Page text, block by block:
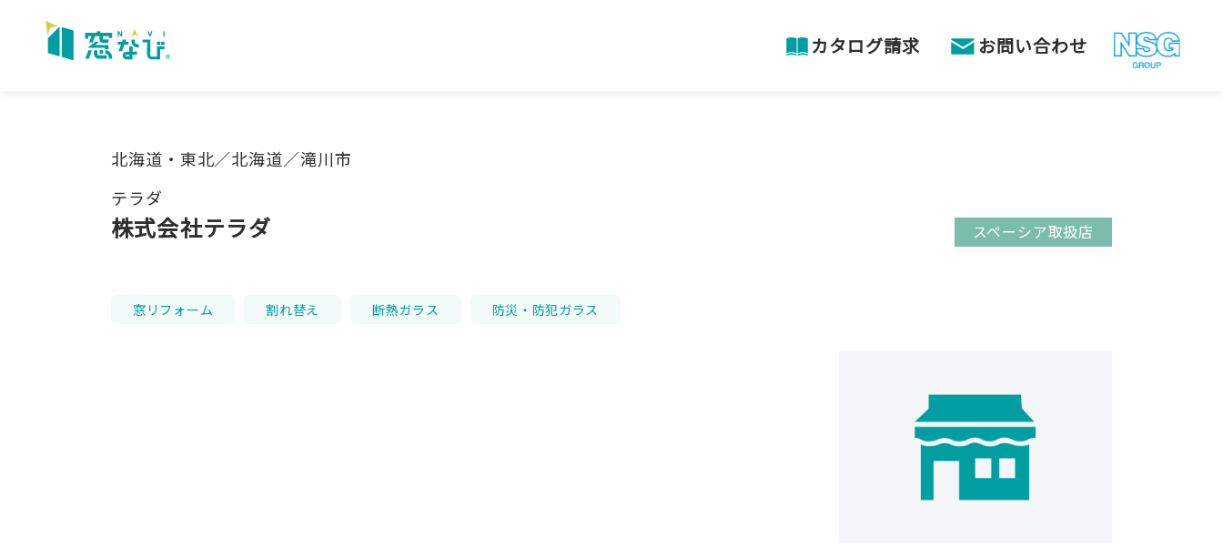
content
カタログ請求 お問い合わせ
北海道・東北／北海道／滝川市
テラダ
株式会社テラダ スペーシア取扱店
窓リフォーム 割れ替え 断熱ガラス 防災・防犯ガラス